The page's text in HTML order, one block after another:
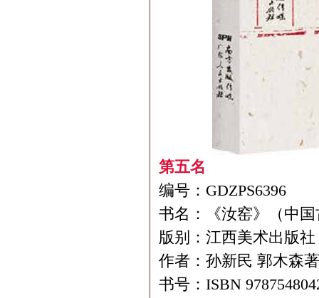
第五名
编号：GDZPS6396
书名：《汝窑》（中
版别：江西美术出版社
作者：孙新民 郭木森
书号：ISBN